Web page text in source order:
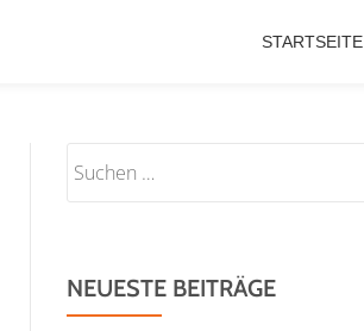
STARTSEITE
NEUESTE BEITRÄGE